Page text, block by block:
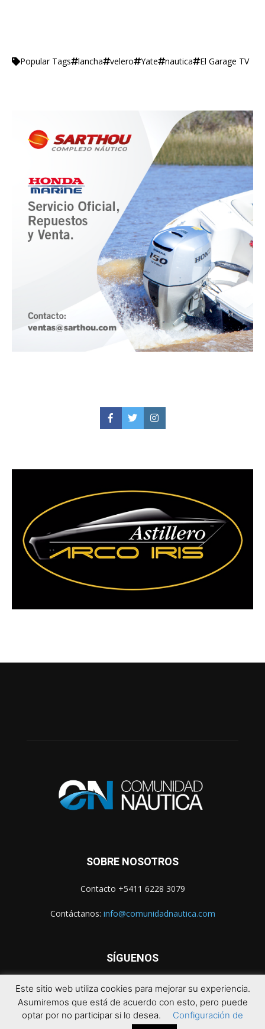
Popular Tags lancha velero Yate nautica El Garage TV
FacebookTwitterInstagram
SOBRE NOSOTROS
Contacto +5411 6228 3079
Contáctanos: info@comunidadnautica.com
SÍGUENOS
Este sitio web utiliza cookies para mejorar su experiencia.
Asumiremos que está de acuerdo con esto, pero puede
optar por no participar si lo desea.
Configuración de